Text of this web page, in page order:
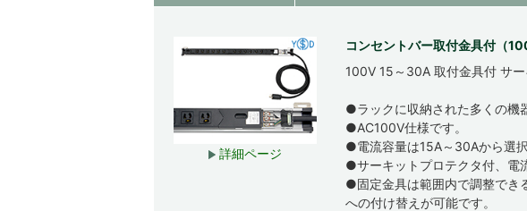
詳細ページ
コンセントバー取付金具付（
100V 15～30A 取付金具付 サ
●ラックに収納された多くの機
●AC100V仕様です。
●電流容量は15A～30Aから選択
●サーキットプロテクタ付、電
●固定金具は範囲内で調整でき
への付け替えが可能です。